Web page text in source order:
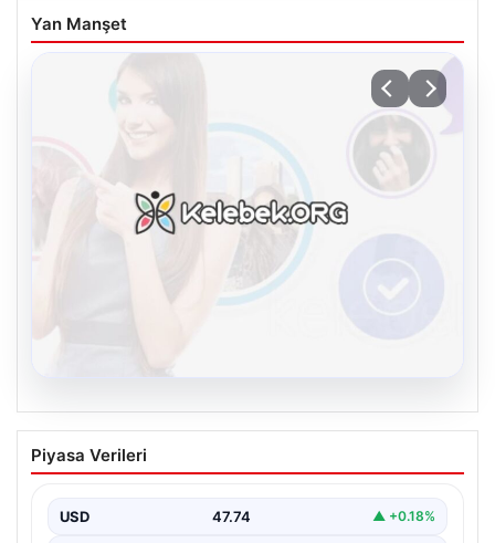
Yan Manşet
Kelebek sohbet platformu İle Çevrim içi
İletişimin Seviyeli Adresi Ve Muhabbet
İnternet dünyasında kullanıcıların güvenli bir tarzda
Piyasa Verileri
USD 47.74 ▲ +0.18%